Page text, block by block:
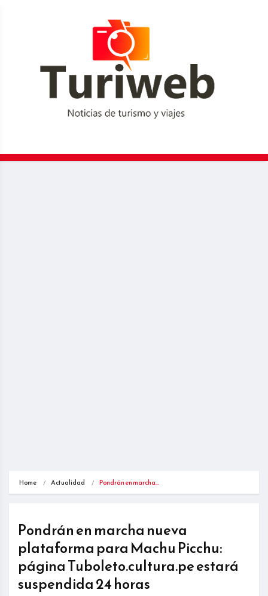
Home Actualidad Pondrán en marcha…
Pondrán en marcha nueva
plataforma para Machu Picchu:
página Tuboleto.cultura.pe estará
suspendida 24 horas